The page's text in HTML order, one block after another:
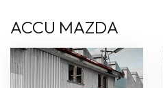
ACCU MAZDA